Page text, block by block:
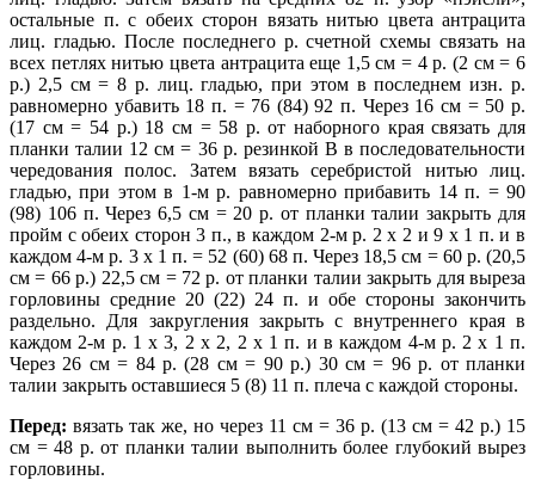
остальные п. с обеих сторон вязать нитью цвета антрацита
лиц. гладью. После последнего р. счетной схемы связать на
всех петлях нитью цвета антрацита еще 1,5 см = 4 р. (2 см = 6
р.) 2,5 см = 8 р. лиц. гладью, при этом в последнем изн. р.
равномерно убавить 18 п. = 76 (84) 92 п. Через 16 см = 50 р.
(17 см = 54 р.) 18 см = 58 р. от наборного края связать для
планки талии 12 см = 36 р. резинкой В в последовательности
чередования полос. Затем вязать серебристой нитью лиц.
гладью, при этом в 1-м р. равномерно прибавить 14 п. = 90
(98) 106 п. Через 6,5 см = 20 р. от планки талии закрыть для
пройм с обеих сторон 3 п., в каждом 2-м р. 2 х 2 и 9 х 1 п. и в
каждом 4-м р. 3 х 1 п. = 52 (60) 68 п. Через 18,5 см = 60 р. (20,5
см = 66 р.) 22,5 см = 72 р. от планки талии закрыть для выреза
горловины средние 20 (22) 24 п. и обе стороны закончить
раздельно. Для закругления закрыть с внутреннего края в
каждом 2-м р. 1 х 3, 2 х 2, 2 х 1 п. и в каждом 4-м р. 2 х 1 п.
Через 26 см = 84 р. (28 см = 90 р.) 30 см = 96 р. от планки
талии закрыть оставшиеся 5 (8) 11 п. плеча с каждой стороны.
Перед: вязать так же, но через 11 см = 36 р. (13 см = 42 р.) 15
см = 48 р. от планки талии выполнить более глубокий вырез
горловины.